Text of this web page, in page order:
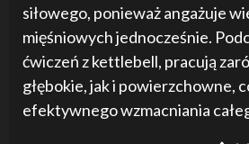
siłowego, ponieważ angażuje
mięśniowych jednocześnie.
ćwiczeń z kettlebell, pracują
głębokie, jak i powierzchowne,
efektywnego wzmacniania